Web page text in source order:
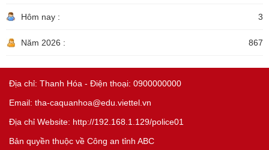
Hôm nay : 3
Năm 2026 : 867
Địa chỉ: Thanh Hóa - Điện thoại: 0900000000
Email: tha-caquanhoa@edu.viettel.vn
Địa chỉ Website: http://192.168.1.129/police01
Bản quyền thuộc về Công an tỉnh ABC